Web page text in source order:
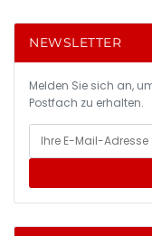
NEWSLETTER
Melden Sie sich an,
Postfach zu erhalten.